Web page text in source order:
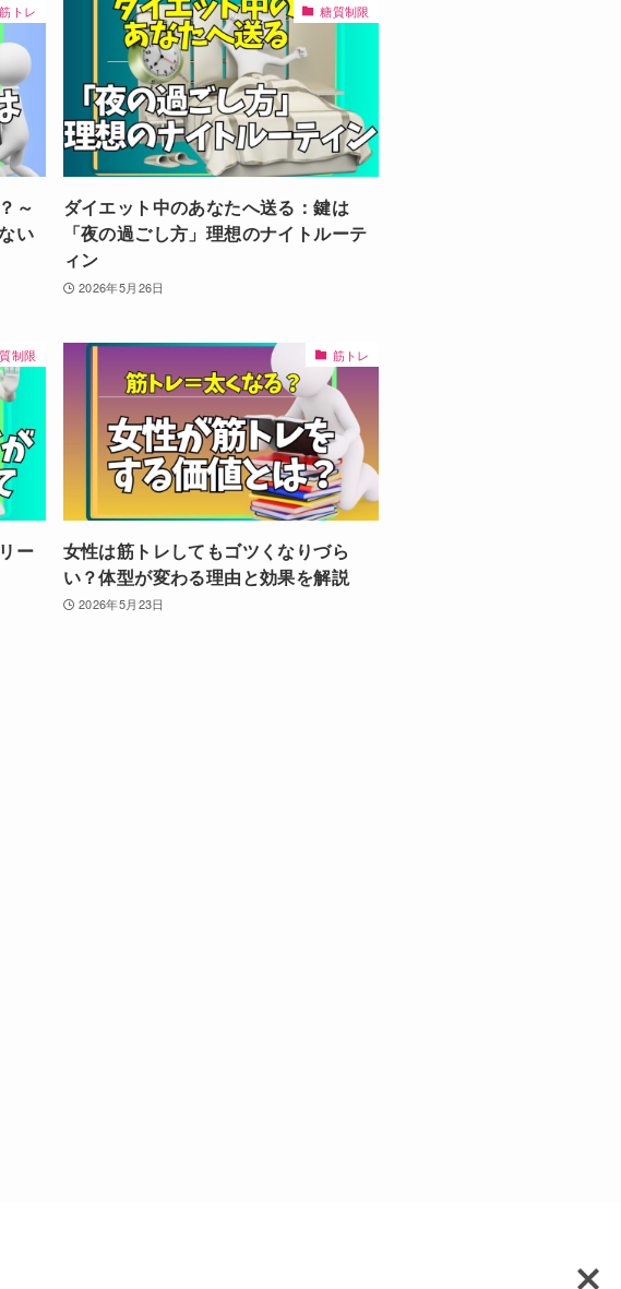
筋トレ
～
い
糖質制限
ダイエット中のあなたへ送る：鍵は
「夜の過ごし方」理想のナイトルーテ
ィン
2026年5月26日
制限
ー
筋トレ
女性は筋トレしてもゴツくなりづら
い？体型が変わる理由と効果を解説
2026年5月23日